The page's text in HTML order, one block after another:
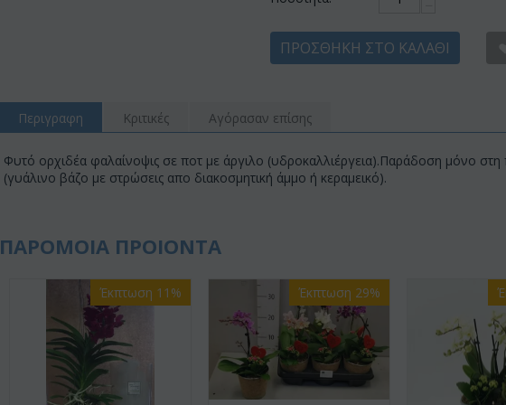
ΠΡΟΣΘΉΚΗ ΣΤΟ ΚΑΛΆΘΙ
Περιγραφη Κριτικές Αγόρασαν επίσης
Φυτό ορχιδέα φαλαίνοψις σε ποτ με άργιλο (υδροκαλλιέργεια).Παράδοση μόνο στη
(γυάλινο βάζο με στρώσεις απο διακοσμητική άμμο ή κεραμεικό).
ΠΑΡΟΜΟΙΑ ΠΡΟΙΟΝΤΑ
Έκπτωση 11% Έκπτωση 29%